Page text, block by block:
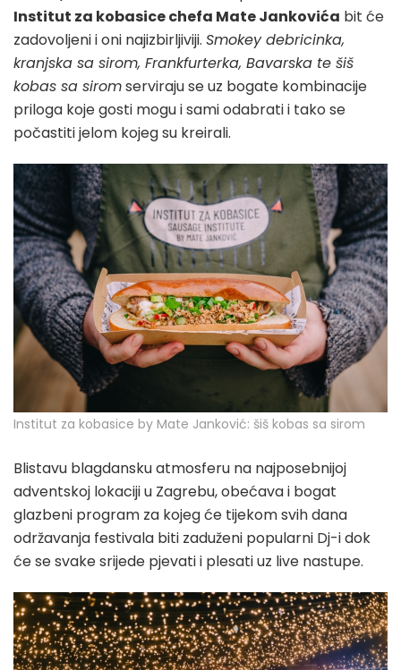
Institut za kobasice chefa Mate Jankovića bit će
zadovoljeni i oni najizbirljiviji. Smokey debricinka,
kranjska sa sirom, Frankfurterka, Bavarska te šiš
kobas sa siromserviraju se uz bogate kombinacije
priloga koje gosti mogu i sami odabrati i tako se
počastiti jelom kojeg su kreirali.
Institut za kobasice by Mate Janković: šiš kobas sa sirom
Blistavu blagdansku atmosferu na najposebnijoj
adventskoj lokaciji u Zagrebu, obećava i bogat
glazbeni program za kojeg će tijekom svih dana
održavanja festivala biti zaduženi popularni Dj-i dok
će se svake srijede pjevati i plesati uz live nastupe.